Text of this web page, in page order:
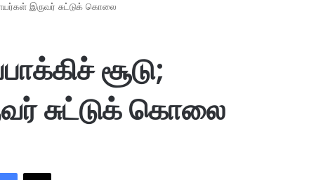
இருவர் சுட்டுக் கொலை
சூடு;
சுட்டுக் கொலை